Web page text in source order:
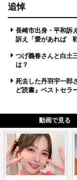
追悼
長崎市出身・平和訴
訴え「愛があれば
つげ義春さんと白土
は？
死去した丹羽宇一郎
ど読書』ベストセラ
動画で見る